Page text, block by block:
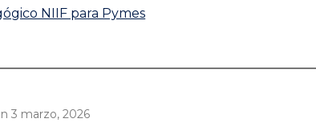
NIIF para Pymes
3 marzo, 2026